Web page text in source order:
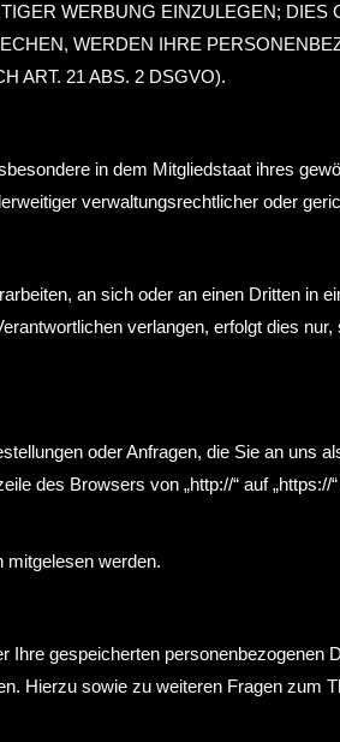
WERBUNG EINZULEGEN; DIES
WERDEN IHRE
ART. 21 ABS. 2 DSGVO).
in dem Mitgliedstaat ihres
verwaltungsrechtlicher oder
an sich oder an einen Dritten in
verlangen, erfolgt dies
oder Anfragen, die Sie an uns
des Browsers von „http://“ auf „https://
mitgelesen werden.
gespeicherten personenbezogenen
Hierzu sowie zu weiteren Fragen zum